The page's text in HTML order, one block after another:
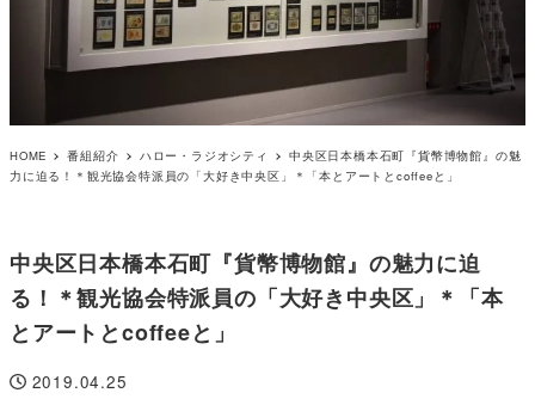
HOME 番組紹介 ハロー・ラジオシティ
中央区日本橋本石町『貨幣博物館』の魅
力に迫る！＊観光協会特派員の「大好き中央区」＊「本とアートとcoffeeと」
中央区日本橋本石町『貨幣博物館』の魅力に迫
る！＊観光協会特派員の「大好き中央区」＊「本
とアートとcoffeeと」
投稿日
2019.04.25